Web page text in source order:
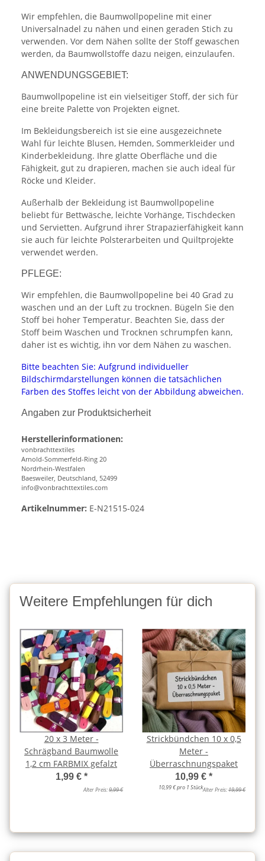
Wir empfehlen, die Baumwollpopeline mit einer
Universalnadel zu nähen und einen geraden Stich zu
verwenden. Vor dem Nähen sollte der Stoff gewaschen
werden, da Baumwollstoffe dazu neigen, einzulaufen.
ANWENDUNGSGEBIET:
Baumwollpopeline ist ein vielseitiger Stoff, der sich für
eine breite Palette von Projekten eignet.
Im Bekleidungsbereich ist sie eine ausgezeichnete
Wahl für leichte Blusen, Hemden, Sommerkleider und
Kinderbekleidung. Ihre glatte Oberfläche und die
Fähigkeit, gut zu drapieren, machen sie auch ideal für
Röcke und Kleider.
Außerhalb der Bekleidung ist Baumwollpopeline
beliebt für Bettwäsche, leichte Vorhänge, Tischdecken
und Servietten. Aufgrund ihrer Strapazierfähigkeit kann
sie auch für leichte Polsterarbeiten und Quiltprojekte
verwendet werden.
PFLEGE:
Wir empfehlen, die Baumwollpopeline bei 40 Grad zu
waschen und an der Luft zu trocknen. Bügeln Sie den
Stoff bei hoher Temperatur. Beachten Sie, dass der
Stoff beim Waschen und Trocknen schrumpfen kann,
daher ist es wichtig, ihn vor dem Nähen zu waschen.
Bitte beachten Sie: Aufgrund individueller
Bildschirmdarstellungen können die tatsächlichen
Farben des Stoffes leicht von der Abbildung abweichen.
Angaben zur Produktsicherheit
Herstellerinformationen:
vonbrachttextiles
Arnold-Sommerfeld-Ring 20
Nordrhein-Westfalen
Baesweiler, Deutschland, 52499
info@vonbrachttextiles.com
Artikelnummer: E-N21515-024
Weitere Empfehlungen für dich
20 x 3 Meter -
Schrägband Baumwolle
1,2 cm FARBMIX gefalzt
1,99 € *
Alter Preis:9,99 €
Strickbündchen 10 x 0,5
Meter -
Überraschnungspaket
10,99 € *
10,99 € pro 1 StückAlter Preis:19,99 €